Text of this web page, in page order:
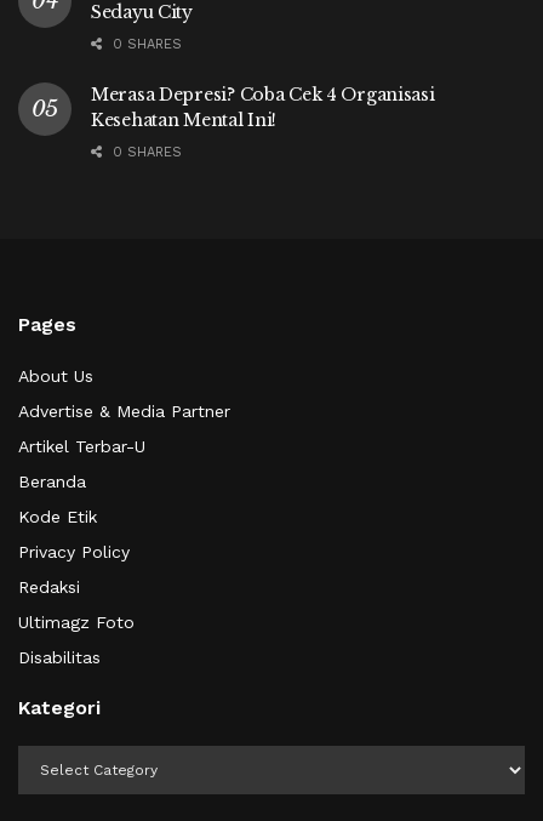
Sedayu City
0 SHARES
Merasa Depresi? Coba Cek 4 Organisasi
Kesehatan Mental Ini!
0 SHARES
Pages
About Us
Advertise & Media Partner
Artikel Terbar-U
Beranda
Kode Etik
Privacy Policy
Redaksi
Ultimagz Foto
Disabilitas
Kategori